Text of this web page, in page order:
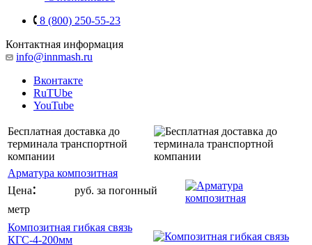
8 (800) 250-55-23
Контактная информация
info@innmash.ru
Вконтакте
RuTUbe
YouTube
Бесплатная доставка до
терминала транспортной
компании
Арматура композитная
Цена:
руб. за погонный
метр
Композитная гибкая связь
КГС-4-200мм